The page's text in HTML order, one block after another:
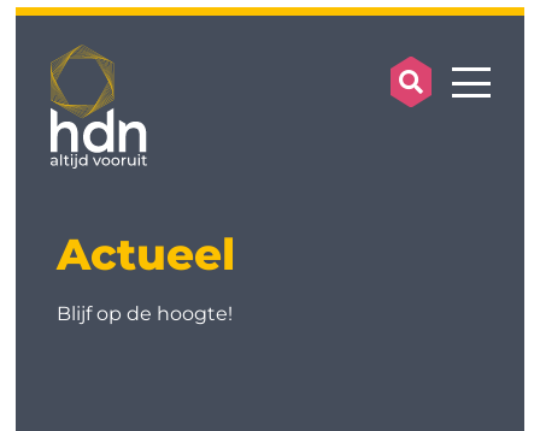
search
Actueel
Blijf op de hoogte!